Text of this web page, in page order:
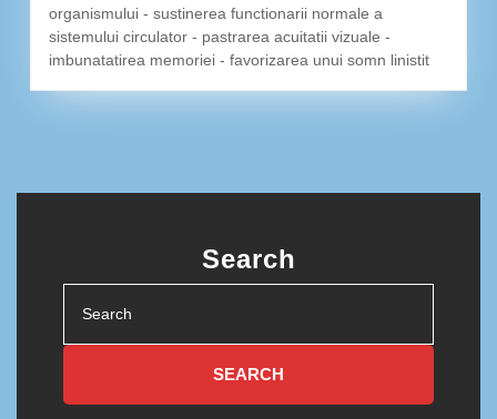
organismului - sustinerea functionarii normale a
sistemului circulator - pastrarea acuitatii vizuale -
imbunatatirea memoriei - favorizarea unui somn linistit
Search
for: